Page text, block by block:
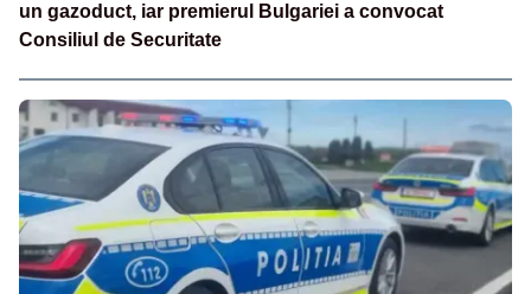
un gazoduct, iar premierul Bulgariei a convocat
Consiliul de Securitate